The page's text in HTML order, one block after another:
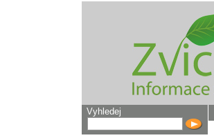
Vyhledej